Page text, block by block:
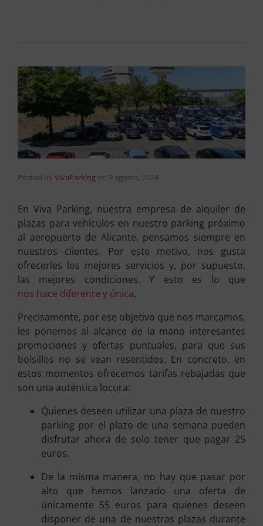
Posted by VivaParking on 9 agosto, 2024
En Viva Parking, nuestra empresa de alquiler de
plazas para vehículos en nuestro parking próximo
al aeropuerto de Alicante, pensamos siempre en
nuestros clientes. Por este motivo, nos gusta
ofrecerles los mejores servicios y, por supuesto,
las mejores condiciones. Y esto es lo que
nos hace diferente y única.
Precisamente, por ese objetivo que nos marcamos,
les ponemos al alcance de la mano interesantes
promociones y ofertas puntuales, para que sus
bolsillos no se vean resentidos. En concreto, en
estos momentos ofrecemos tarifas rebajadas que
son una auténtica locura:
Quienes deseen utilizar una plaza de nuestro
parking por el plazo de una semana pueden
disfrutar ahora de solo tener que pagar 25
euros.
De la misma manera, no hay que pasar por
alto que hemos lanzado una oferta de
únicamente 55 euros para quienes deseen
disponer de una de nuestras plazas durante